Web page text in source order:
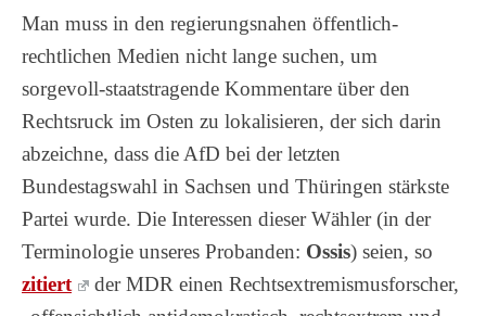
Man muss in den regierungsnahen öffentlich-
rechtlichen Medien nicht lange suchen, um
sorgevoll-staatstragende Kommentare über den
Rechtsruck im Osten zu lokalisieren, der sich darin
abzeichne, dass die AfD bei der letzten
Bundestagswahl in Sachsen und Thüringen stärkste
Partei wurde. Die Interessen dieser Wähler (in der
Terminologie unseres Probanden: Ossis) seien, so
zitiert
der MDR einen Rechtsextremismusforscher,